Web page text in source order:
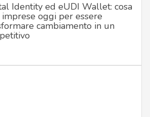
Identity ed eUDI Wallet: cosa
oggi per essere
cambiamento in un